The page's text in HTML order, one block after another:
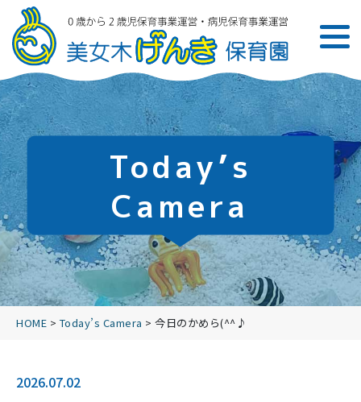
Today’s
Camera
HOME > Today’s Camera > 今日のかめら(^^♪
2026.07.02